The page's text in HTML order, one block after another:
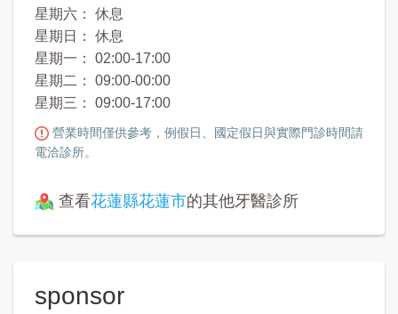
星期六： 休息
星期日： 休息
星期一： 02:00-17:00
星期二： 09:00-00:00
星期三： 09:00-17:00
營業時間僅供參考，例假日、國定假日與實際門診時間請
電洽診所。
查看花蓮縣花蓮市的其他牙醫診所
sponsor